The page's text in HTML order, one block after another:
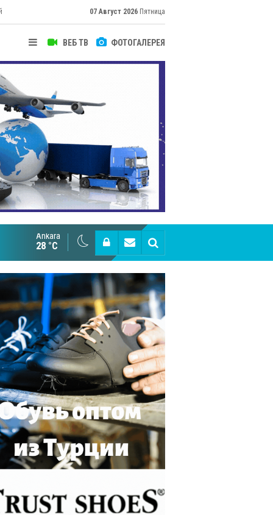
07 Август 2026 Пятница
ВЕБ ТВ ФОТОГАЛЕРЕЯ
Cottonhill покоряет мировые рынки
Ankara
28 °C